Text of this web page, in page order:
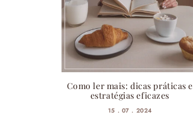
Como ler mais: dicas práticas e
estratégias eficazes
15 . 07 . 2024